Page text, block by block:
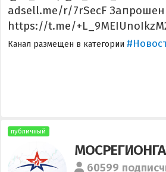
adsell.me/r/7rSecF
https://t.me/
Канал размещен в категории
публичный
60599